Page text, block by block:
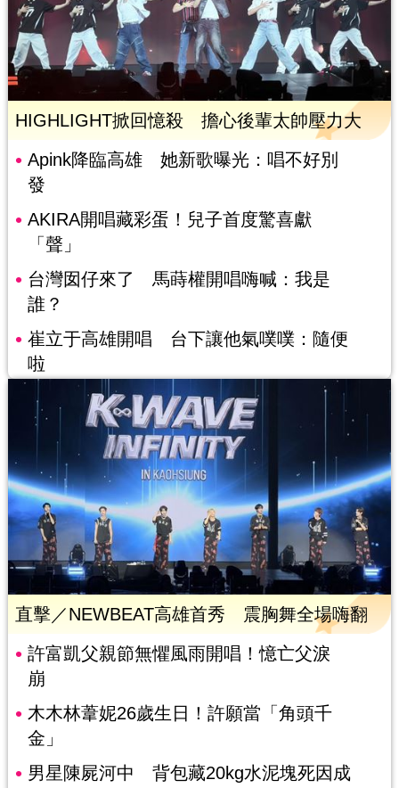
HIGHLIGHT掀回憶殺 擔心後輩太帥壓力大
Apink降臨高雄 她新歌曝光：唱不好別
發
AKIRA開唱藏彩蛋！兒子首度驚喜獻
「聲」
台灣囡仔來了 馬蒔權開唱嗨喊：我是
誰？
崔立于高雄開唱 台下讓他氣噗噗：隨便
啦
直擊／NEWBEAT高雄首秀 震胸舞全場嗨翻
許富凱父親節無懼風雨開唱！憶亡父淚
崩
木木林葦妮26歲生日！許願當「角頭千
金」
男星陳屍河中 背包藏20kg水泥塊死因成